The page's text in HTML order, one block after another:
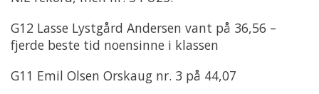
G12 Lasse Lystgård Andersen vant på 36,56 –
fjerde beste tid noensinne i klassen
G11 Emil Olsen Orskaug nr. 3 på 44,07